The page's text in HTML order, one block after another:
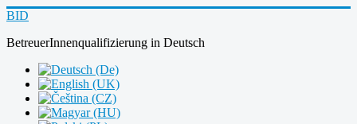
BID
BetreuerInnenqualifizierung in Deutsch